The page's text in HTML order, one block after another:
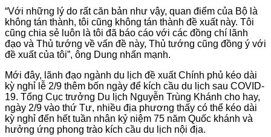
“Với những lý do rất căn bản như vậy, quan điểm của Bộ là
không tán thành, tôi cũng không tán thành đề xuất này. Tôi
cũng chia sẻ luôn là tôi đã báo cáo với các đồng chí lãnh
đạo và Thủ tướng về vấn đề này, Thủ tướng cũng đồng ý với
đề xuất của tôi”, ông Dung nhấn mạnh.
Mới đây, lãnh đạo ngành du lịch đề xuất Chính phủ kéo dài
kỳ nghỉ lễ 2/9 thêm bốn ngày để kích cầu du lịch sau COVID-
19. Tổng Cục trưởng Du lịch Nguyễn Trùng Khánh cho hay,
ngày 2/9 vào thứ Tư, nhiều địa phương thấy có thể kéo dài
kỳ nghỉ đến hết tuần nhân kỷ niệm 75 năm Quốc khánh và
hưởng ứng phong trào kích cầu du lịch nội địa.